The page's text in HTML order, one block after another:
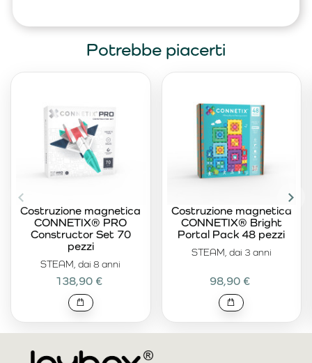
Potrebbe piacerti
STEAM, dai 8 anni
Costruzione magnetica
CONNETIX® PRO
Constructor Set 70
pezzi
138,90 €
STEAM, dai 3 anni
Costruzione magnetica
CONNETIX® Bright
Portal Pack 48 pezzi
98,90 €